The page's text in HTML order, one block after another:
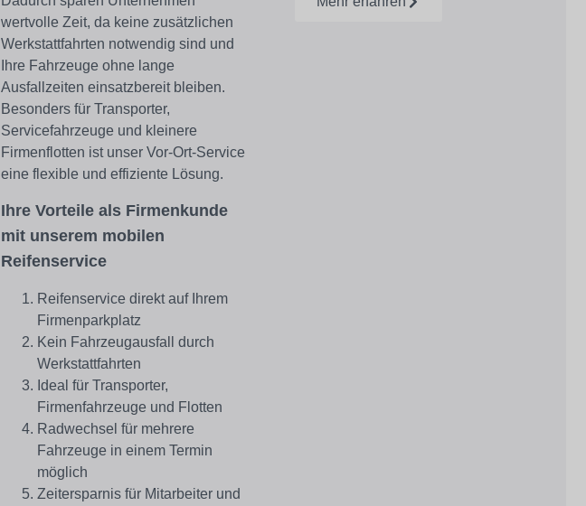
wertvolle Zeit, da keine zusätzlichen
Werkstattfahrten notwendig sind und
Ihre Fahrzeuge ohne lange
Ausfallzeiten einsatzbereit bleiben.
Besonders für Transporter,
Servicefahrzeuge und kleinere
Firmenflotten ist unser Vor-Ort-Service
eine flexible und effiziente Lösung.
Ihre Vorteile als Firmenkunde
mit unserem mobilen
Reifenservice
Reifenservice direkt auf Ihrem
Firmenparkplatz
Kein Fahrzeugausfall durch
Werkstattfahrten
Ideal für Transporter,
Firmenfahrzeuge und Flotten
Radwechsel für mehrere
Fahrzeuge in einem Termin
möglich
Zeitersparnis für Mitarbeiter und